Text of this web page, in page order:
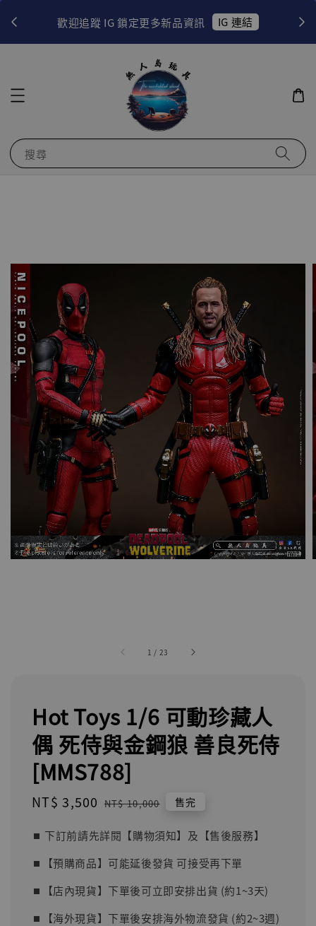
歡迎追蹤 IG 鎖定更多新品資訊 IG 連結
搜尋
1 / 23
Hot Toys 1/6 可動珍藏人
偶 死侍與金鋼狼 善良死侍
[MMS788]
Sale
NT$ 3,500 Regular
NT$ 10,000 售完
⏹︎ 下訂前請先詳閱【購物須知】及【售後服務】
⏹︎【預購商品】可能延後發貨 可接受再下單
⏹︎【店內現貨】下單後可立即安排出貨 (約1~3天)
⏹︎【海外現貨】下單後安排海外物流發貨 (約2~3週)